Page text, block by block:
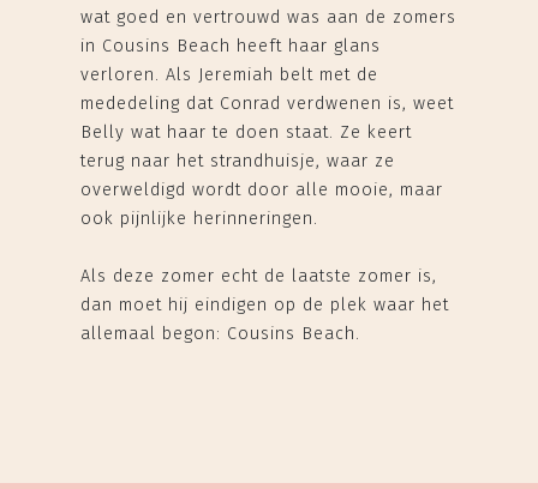
wat goed en vertrouwd was aan de zomers
in Cousins Beach heeft haar glans
verloren. Als Jeremiah belt met de
mededeling dat Conrad verdwenen is, weet
Belly wat haar te doen staat. Ze keert
terug naar het strandhuisje, waar ze
overweldigd wordt door alle mooie, maar
ook pijnlijke herinneringen.
Als deze zomer echt de laatste zomer is,
dan moet hij eindigen op de plek waar het
allemaal begon: Cousins Beach.